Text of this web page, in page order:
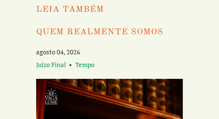
LEIA TAMBÉM
QUEM REALMENTE SOMOS
agosto 04, 2026
Juizo Final
Tempo